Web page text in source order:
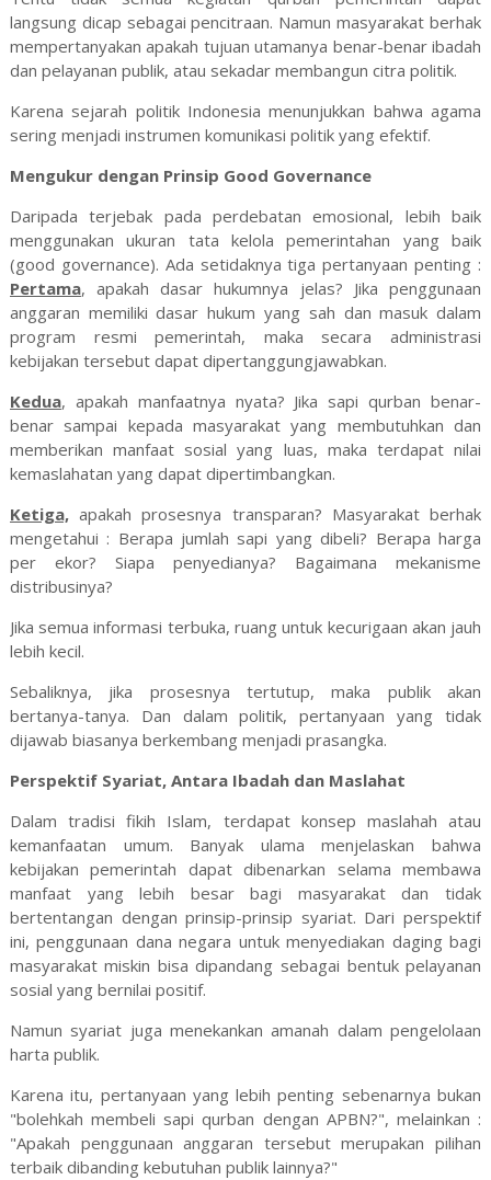
langsung dicap sebagai pencitraan. Namun masyarakat berhak
mempertanyakan apakah tujuan utamanya benar-benar ibadah
dan pelayanan publik, atau sekadar membangun citra politik.
Karena sejarah politik Indonesia menunjukkan bahwa agama
sering menjadi instrumen komunikasi politik yang efektif.
Mengukur dengan Prinsip Good Governance
Daripada terjebak pada perdebatan emosional, lebih baik
menggunakan ukuran tata kelola pemerintahan yang baik
(good governance). Ada setidaknya tiga pertanyaan penting :
Pertama, apakah dasar hukumnya jelas? Jika penggunaan
anggaran memiliki dasar hukum yang sah dan masuk dalam
program resmi pemerintah, maka secara administrasi
kebijakan tersebut dapat dipertanggungjawabkan.
Kedua, apakah manfaatnya nyata? Jika sapi qurban benar-
benar sampai kepada masyarakat yang membutuhkan dan
memberikan manfaat sosial yang luas, maka terdapat nilai
kemaslahatan yang dapat dipertimbangkan.
Ketiga,apakah prosesnya transparan? Masyarakat berhak
mengetahui : Berapa jumlah sapi yang dibeli? Berapa harga
per ekor? Siapa penyedianya? Bagaimana mekanisme
distribusinya?
Jika semua informasi terbuka, ruang untuk kecurigaan akan jauh
lebih kecil.
Sebaliknya, jika prosesnya tertutup, maka publik akan
bertanya-tanya. Dan dalam politik, pertanyaan yang tidak
dijawab biasanya berkembang menjadi prasangka.
Perspektif Syariat, Antara Ibadah dan Maslahat
Dalam tradisi fikih Islam, terdapat konsep maslahah atau
kemanfaatan umum. Banyak ulama menjelaskan bahwa
kebijakan pemerintah dapat dibenarkan selama membawa
manfaat yang lebih besar bagi masyarakat dan tidak
bertentangan dengan prinsip-prinsip syariat. Dari perspektif
ini, penggunaan dana negara untuk menyediakan daging bagi
masyarakat miskin bisa dipandang sebagai bentuk pelayanan
sosial yang bernilai positif.
Namun syariat juga menekankan amanah dalam pengelolaan
harta publik.
Karena itu, pertanyaan yang lebih penting sebenarnya bukan
"bolehkah membeli sapi qurban dengan APBN?", melainkan :
"Apakah penggunaan anggaran tersebut merupakan pilihan
terbaik dibanding kebutuhan publik lainnya?"